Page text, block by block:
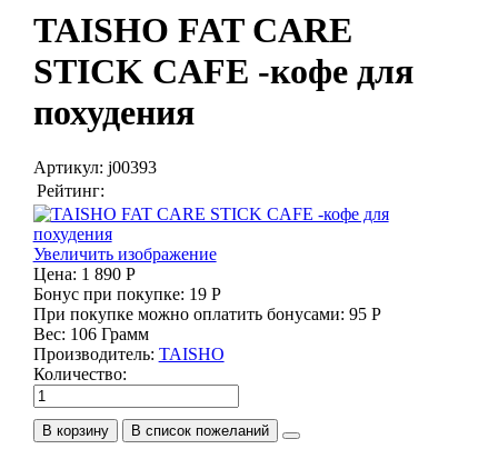
TAISHO FAT CARE
STICK CAFE -кофе для
похудения
Артикул: j00393
Рейтинг:
Увеличить изображение
Цена: 1 890 Р
Бонус при покупке: 19 Р
При покупке можно оплатить бонусами: 95 Р
Вес: 106 Грамм
Производитель: TAISHO
Количество:
В корзину